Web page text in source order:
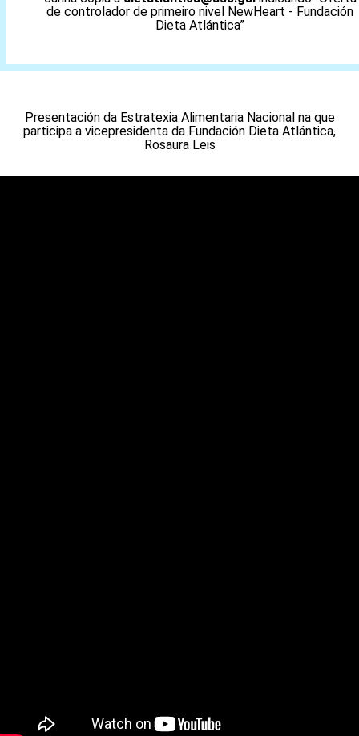
de controlador de primeiro nivel NewHeart - Fundación
Dieta Atlántica”
Presentación da Estratexia Alimentaria Nacional na que
participa a vicepresidenta da Fundación Dieta Atlántica,
Rosaura Leis